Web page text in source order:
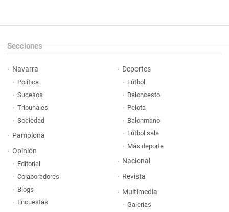
Secciones
Navarra
Política
Sucesos
Tribunales
Sociedad
Pamplona
Opinión
Editorial
Colaboradores
Blogs
Encuestas
Deportes
Fútbol
Baloncesto
Pelota
Balonmano
Fútbol sala
Más deporte
Nacional
Revista
Multimedia
Galerías